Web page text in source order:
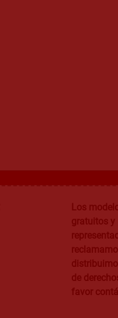
Los
gratuitos y
de
favor